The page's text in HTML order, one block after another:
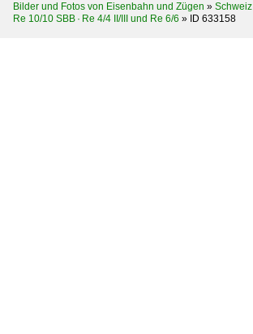
Bilder und Fotos von Eisenbahn und Zügen » Schweiz
Re 10/10 SBB · Re 4/4 II/III und Re 6/6 » ID 633158